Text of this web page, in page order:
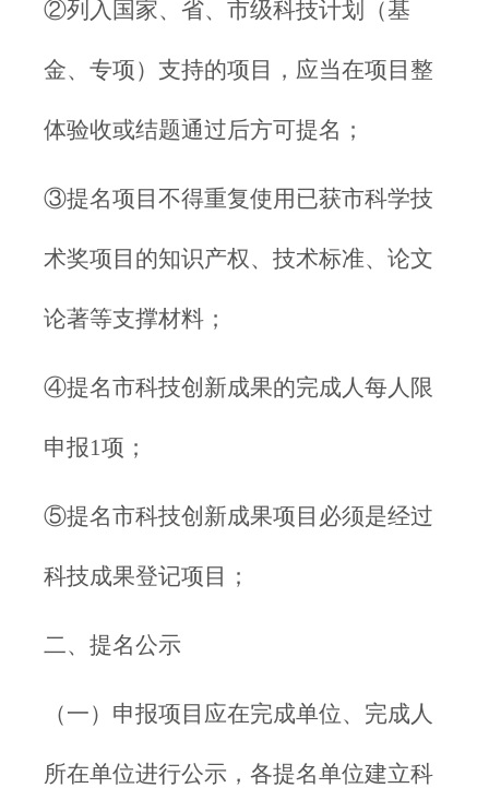
②列入国家、省、市级科技计划（基
金、专项）支持的项目，应当在项目整
体验收或结题通过后方可提名；
③提名项目不得重复使用已获市科学技
术奖项目的知识产权、技术标准、论文
论著等支撑材料；
④提名市科技创新成果的完成人每人限
申报1项；
⑤提名市科技创新成果项目必须是经过
科技成果登记项目；
二、提名公示
（一）申报项目应在完成单位、完成人
所在单位进行公示，各提名单位建立科